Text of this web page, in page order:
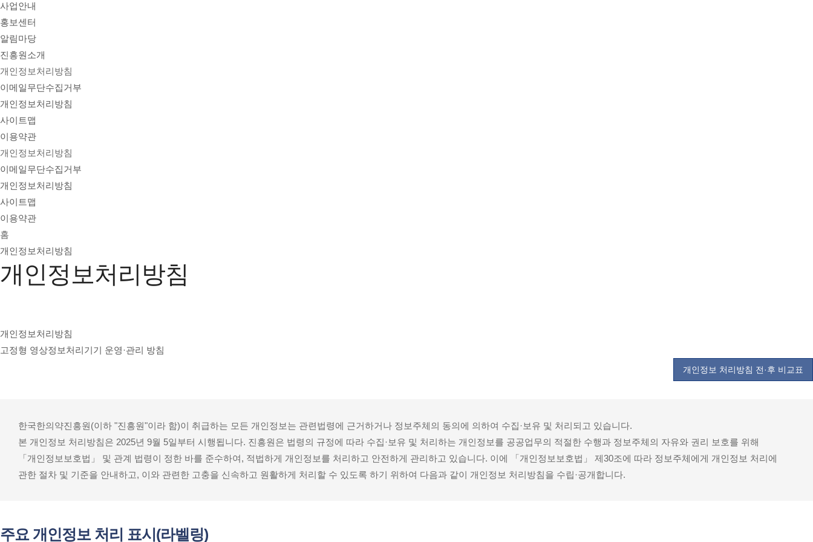
사업안내
홍보센터
알림마당
진흥원소개
개인정보처리방침
이메일무단수집거부
개인정보처리방침
사이트맵
이용약관
개인정보처리방침
이메일무단수집거부
개인정보처리방침
사이트맵
이용약관
홈
개인정보처리방침
개인정보처리방침
개인정보처리방침
고정형 영상정보처리기기 운영·관리 방침
개인정보 처리방침 전·후 비교표
한국한의약진흥원(이하 "진흥원"이라 함)이 취급하는 모든 개인정보는 관련법령에 근거하거나 정보주체의 동의에 의하여 수집·보유 및 처리되고 있습니다.
본 개인정보 처리방침은 2025년 9월 5일부터 시행됩니다. 진흥원은 법령의 규정에 따라 수집·보유 및 처리하는 개인정보를 공공업무의 적절한 수행과 정보주체의 자유와 권리 보호를 위해
「개인정보보호법」 및 관계 법령이 정한 바를 준수하여, 적법하게 개인정보를 처리하고 안전하게 관리하고 있습니다. 이에 「개인정보보호법」 제30조에 따라 정보주체에게 개인정보 처리에
관한 절차 및 기준을 안내하고, 이와 관련한 고충을 신속하고 원활하게 처리할 수 있도록 하기 위하여 다음과 같이 개인정보 처리방침을 수립·공개합니다.
주요 개인정보 처리 표시(라벨링)